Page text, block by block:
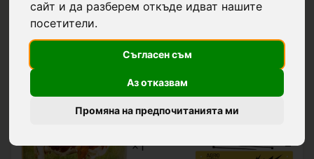
сайт и да разберем откъде идват нашите
посетители.
Съгласен съм
Аз отказвам
Промяна на предпочитанията ми